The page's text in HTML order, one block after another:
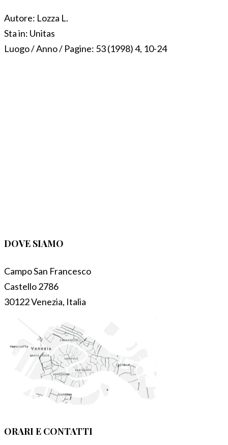
Autore: Lozza L.
Sta in: Unitas
Luogo / Anno / Pagine: 53 (1998) 4, 10-24
DOVE SIAMO
Campo San Francesco
Castello 2786
30122 Venezia, Italia
ORARI E CONTATTI